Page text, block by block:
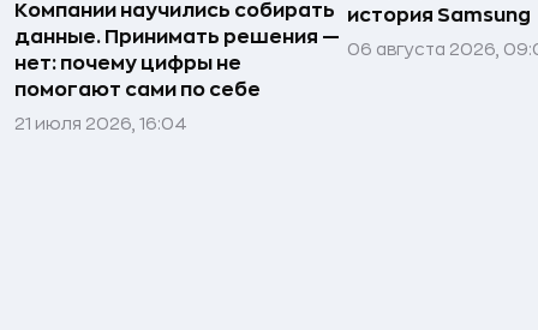
Компании научились собирать
данные. Принимать решения —
нет: почему цифры не
помогают сами по себе
21 июля 2026, 16:04
история Samsung
06 августа 2026,